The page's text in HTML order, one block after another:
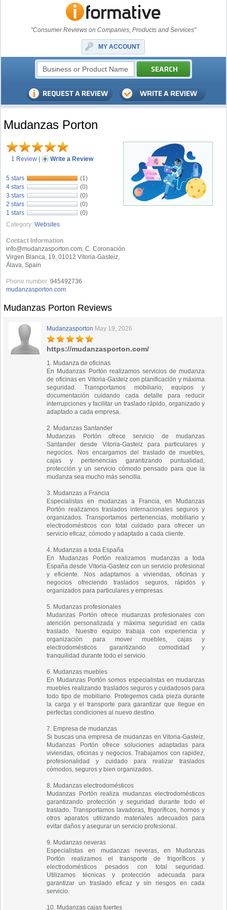
"Consumer Reviews on Companies, Products and Services"
MY ACCOUNT
Mudanzas Porton
1 Review | Write a Review
5 stars
(1)
4 stars
(0)
3 stars
(0)
2 stars
(0)
1 stars
(0)
Category: Websites
Contact Information
info@mudanzasporton.com, C. Coronación
Virgen Blanca, 19, 01012 Vitoria-Gasteiz,
Álava, Spain
Phone number: 945492736
mudanzasporton.com
Mudanzas Porton Reviews
Mudanzasporton May 19, 2026
https://mudanzasporton.com/
1. Mudanza de oficinas
En Mudanzas Portón realizamos servicios de mudanza
de oficinas en Vitoria-Gasteiz con planificación y máxima
seguridad. Transportamos mobiliario, equipos y
documentación cuidando cada detalle para reducir
interrupciones y facilitar un traslado rápido, organizado y
adaptado a cada empresa.
2. Mudanzas Santander
Mudanzas Portón ofrece servicio de mudanzas
Santander desde Vitoria-Gasteiz para particulares y
negocios. Nos encargamos del traslado de muebles,
cajas y pertenencias garantizando puntualidad,
protección y un servicio cómodo pensado para que la
mudanza sea mucho más sencilla.
3. Mudanzas a Francia
Especialistas en mudanzas a Francia, en Mudanzas
Portón realizamos traslados internacionales seguros y
organizados. Transportamos pertenencias, mobiliario y
electrodomésticos con total cuidado para ofrecer un
servicio eficaz, cómodo y adaptado a cada cliente.
4. Mudanzas a toda España
En Mudanzas Portón realizamos mudanzas a toda
España desde Vitoria-Gasteiz con un servicio profesional
y eficiente. Nos adaptamos a viviendas, oficinas y
negocios ofreciendo traslados seguros, rápidos y
organizados para particulares y empresas.
5. Mudanzas profesionales
Mudanzas Portón ofrece mudanzas profesionales con
atención personalizada y máxima seguridad en cada
traslado. Nuestro equipo trabaja con experiencia y
organización para mover muebles, cajas y
electrodomésticos garantizando comodidad y
tranquilidad durante todo el servicio.
6. Mudanzas muebles
En Mudanzas Portón somos especialistas en mudanzas
muebles realizando traslados seguros y cuidadosos para
todo tipo de mobiliario. Protegemos cada pieza durante
la carga y el transporte para garantizar que llegue en
perfectas condiciones al nuevo destino.
7. Empresa de mudanzas
Si buscas una empresa de mudanzas en Vitoria-Gasteiz,
Mudanzas Portón ofrece soluciones adaptadas para
viviendas, oficinas y negocios. Trabajamos con rapidez,
profesionalidad y cuidado para realizar traslados
cómodos, seguros y bien organizados.
8. Mudanzas electrodomésticos
Mudanzas Portón realiza mudanzas electrodomésticos
garantizando protección y seguridad durante todo el
traslado. Transportamos lavadoras, frigoríficos, hornos y
otros aparatos utilizando materiales adecuados para
evitar daños y asegurar un servicio profesional.
9. Mudanzas neveras
Especialistas en mudanzas neveras, en Mudanzas
Portón realizamos el transporte de frigoríficos y
electrodomésticos pesados con total seguridad.
Utilizamos técnicas y protección adecuada para
garantizar un traslado eficaz y sin riesgos en cada
servicio.
10. Mudanzas cajas fuertes